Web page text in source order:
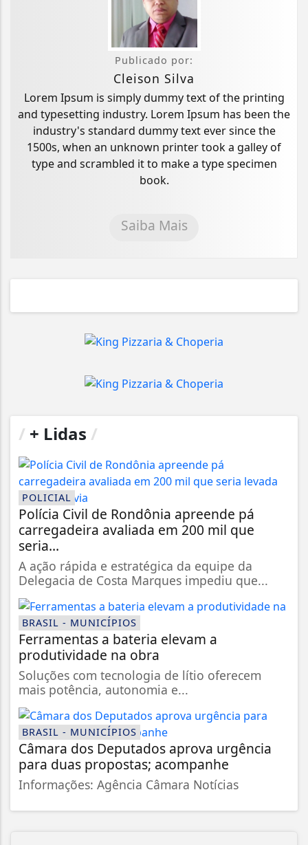
Publicado por:
Cleison Silva
Lorem Ipsum is simply dummy text of the printing
and typesetting industry. Lorem Ipsum has been the
industry's standard dummy text ever since the
1500s, when an unknown printer took a galley of
type and scrambled it to make a type specimen
book.
Saiba Mais
/ + Lidas /
POLICIAL
Polícia Civil de Rondônia apreende pá
carregadeira avaliada em 200 mil que
seria...
A ação rápida e estratégica da equipe da
Delegacia de Costa Marques impediu que...
BRASIL - MUNICÍPIOS
Ferramentas a bateria elevam a
produtividade na obra
Soluções com tecnologia de lítio oferecem
mais potência, autonomia e...
BRASIL - MUNICÍPIOS
Câmara dos Deputados aprova urgência
para duas propostas; acompanhe
Informações: Agência Câmara Notícias